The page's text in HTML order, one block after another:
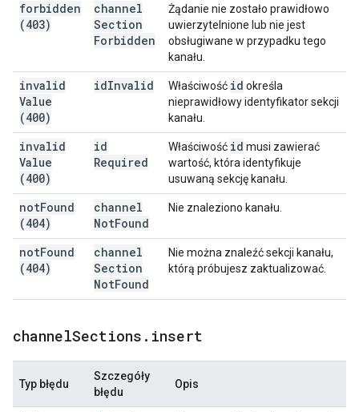
forbidden
(403)
channel
Section
Forbidden
Żądanie nie zostało prawidłowo
uwierzytelnione lub nie jest
obsługiwane w przypadku tego
kanału.
invalid
Value
(400)
idInvalid Właściwość id określa
nieprawidłowy identyfikator sekcji
kanału.
invalid
Value
(400)
id
Required
Właściwość id musi zawierać
wartość, która identyfikuje
usuwaną sekcję kanału.
notFound
(404)
channel
NotFound
Nie znaleziono kanału.
notFound
(404)
channel
Section
NotFound
Nie można znaleźć sekcji kanału,
którą próbujesz zaktualizować.
channelSections . insert
Typ błędu
Szczegóły
błędu
Opis